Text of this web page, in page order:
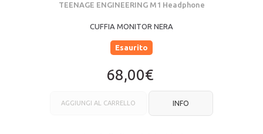
TEENAGE ENGINEERING M1 Headphone
CUFFIA MONITOR NERA
Esaurito
68,00€
AGGIUNGI AL CARRELLO INFO